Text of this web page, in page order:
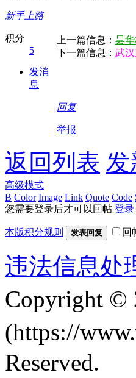
新手上路
积分
5
发消
息
上一篇信息： 昙
下一篇信息： 武
回复
举报
返回列表 发
高级模式
B Color Image Link Quote Code
您需要登录后才可以回帖 登录
本版积分规则 发表回复 回
违法信息处
Copyright ©
(https://
Reserved.